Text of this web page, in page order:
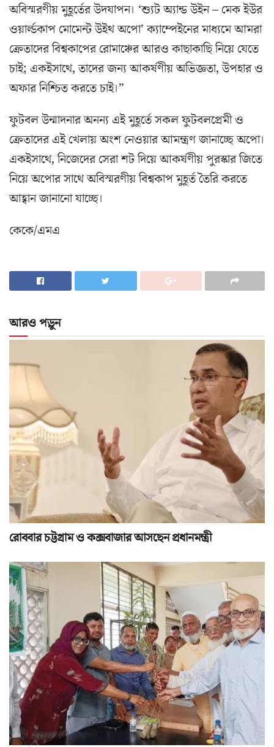
অবিস্মরণীয় মুহূর্তের উদযাপন। ‘শ্যুট অ্যান্ড উইন – মেক ইউর
ওয়ার্ল্ডকাপ মোমেন্ট উইথ অপো’ ক্যাম্পেইনের মাধ্যমে আমরা
ক্রেতাদের বিশ্বকাপের রোমাঞ্চের আরও কাছাকাছি নিয়ে যেতে
চাই; একইসাথে, তাদের জন্য আকর্ষণীয় অভিজ্ঞতা, উপহার ও
অফার নিশ্চিত করতে চাই।”
ফুটবল উন্মাদনার অনন্য এই মুহূর্তে সকল ফুটবলপ্রেমী ও
ক্রেতাদের এই খেলায় অংশ নেওয়ার আমন্ত্রণ জানাচ্ছে অপো।
একইসাথে, নিজেদের সেরা শট দিয়ে আকর্ষণীয় পুরস্কার জিতে
নিয়ে অপোর সাথে অবিস্মরণীয় বিশ্বকাপ মুহূর্ত তৈরি করতে
আহ্বান জানানো যাচ্ছে।
কেকে/এমএ
আরও পড়ুন
রোববার চট্টগ্রাম ও কক্সবাজার আসছেন প্রধানমন্ত্রী